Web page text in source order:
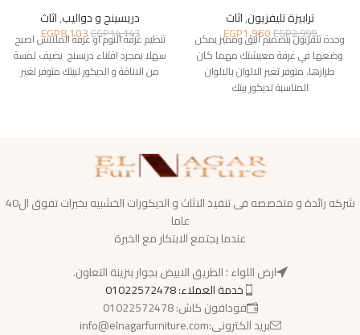
ترابيزة تليفزيون,اثاث
EGP2,999
EGP1,950
وحدة تلفزيون بتصميم أنيق ومميز يمكن
وضعها في غرفة معيشتك مهما كان
طرازها. متوفر تغير الالوان بالالوان
المناسبة لديكور بيتك
دريسينج و دواليب,اثاث
EGP14,143
EGP8,103
تنظيم غرفة النوم او غرفة الملابس اصبح
سهلا بمجرد اقتناء دريسنج يضيف لمسة
من الاناقة و الديكور لبيتك متوفر تغير
شركه رائدة و متخصصه فى تنفيذ الاثاث و الديكورات الخشبيه بخبرات تفوق ال40
عاما
عندما يجتمع الابتكار مع الخبرة
ارض اللواء ؛ الطريق الابيض بجوار بنزينة التعاون.
خدمة العملاء: 01022572478
فودافون كاش: 01022572478
بريد الكترونى:info@elnagarfurniture.com